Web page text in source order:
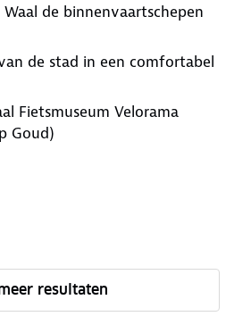
de binnenvaartschepen
de stad in een comfortabel
Fietsmuseum Velorama
Goud)
resultaten